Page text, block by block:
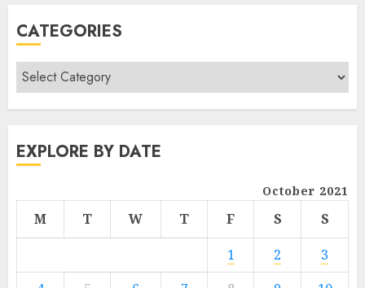
CATEGORIES
EXPLORE BY DATE
October 2021
M T W T F S
S
1
2
3